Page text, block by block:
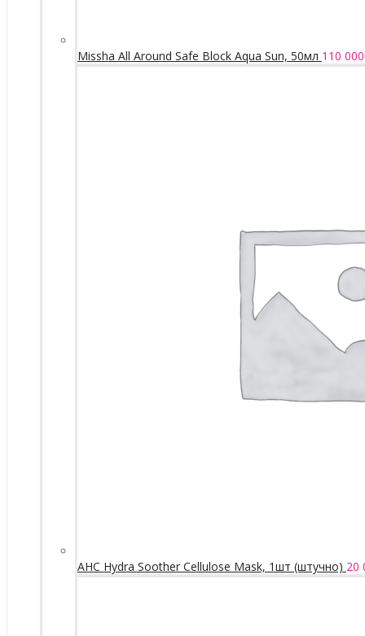
Missha All Around Safe Block Aqua Sun, 50мл 110 000
AHC Hydra Soother Cellulose Mask, 1шт (штучно) 20